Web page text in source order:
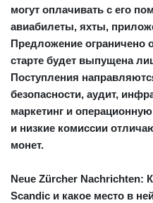
могут оплачивать с его
авиабилеты, яхты,
Предложение
старте будет выпущена
Поступления
безопасности, аудит,
маркетинг и
и низкие комиссии
монет.
Neue Zürcher Nachrichten:
Scandic и какое место в